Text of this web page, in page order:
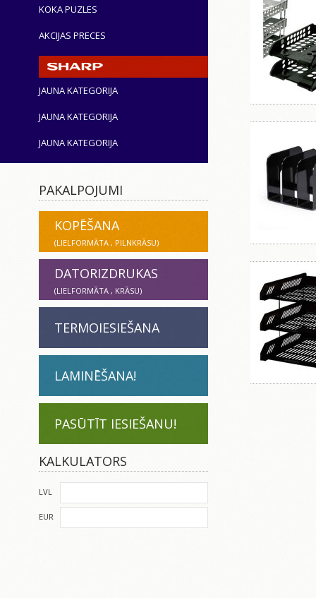
KOKA PUZLES
AKCIJAS PRECES
JAUNA KATEGORIJA
JAUNA KATEGORIJA
JAUNA KATEGORIJA
PAKALPOJUMI
KOPĒŠANA
(LIELFORMĀTA , PILNKRĀSU)
DATORIZDRUKAS
(LIELFORMĀTA , KRĀSU)
TERMOIESIEŠANA
LAMINĒŠANA!
PASŪTĪT IESIEŠANU!
KALKULATORS
LVL
EUR